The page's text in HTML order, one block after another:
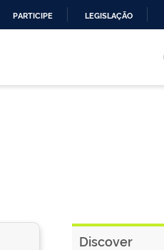
PARTICIPE LEGISLAÇÃO
Discover